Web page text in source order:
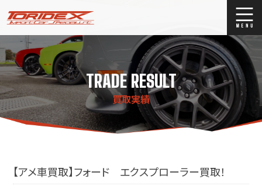
ブログ
Stock list
ストックリスト
買取
TRADE RESULT
買取実績
【アメ車買取】フォード エクスプローラー買取！